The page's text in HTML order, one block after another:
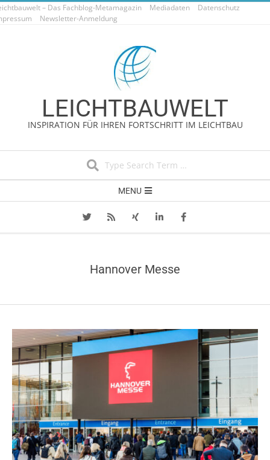
Skip
to
– Das Fachblog-Metamagazin Mediadaten
Datenschutz
Newsletter-Anmeldung
LEICHTBAUWELT
INSPIRATION FÜR IHREN FORTSCHRITT IM LEICHTBAU
Navigation
MENU
Hannover Messe